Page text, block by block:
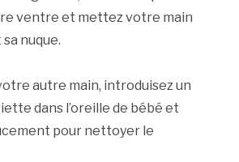
ventre et mettez votre main
nuque.
autre main, introduisez un
dans l’oreille de bébé et
pour nettoyer le